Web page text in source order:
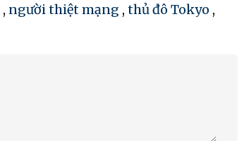
, người thiệt mạng , thủ đô Tokyo ,